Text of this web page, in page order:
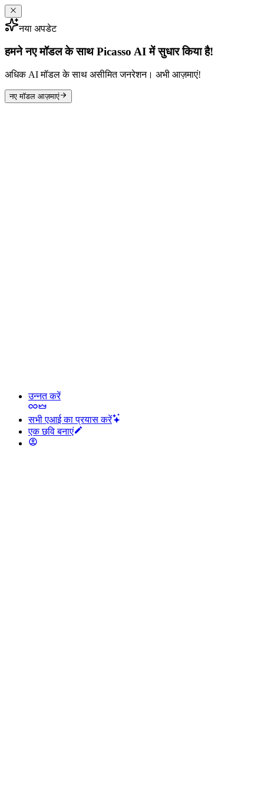
नया अपडेट
हमने नए मॉडल के साथ Picasso AI में सुधार किया है!
अधिक AI मॉडल के साथ असीमित जनरेशन। अभी आज़माएं!
नए मॉडल आज़माएं
उन्नत करें
सभी एआई का प्रयास करें
एक छवि बनाएं